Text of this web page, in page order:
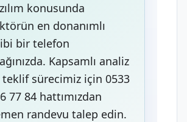
konusunda
en donanımlı
bir telefon
Kapsamlı analiz
teklif sürecimiz için 0533
77 84 hattımızdan
randevu talep edin.